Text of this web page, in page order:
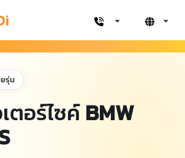
รุ่น
ตอร์ไซค์BMW